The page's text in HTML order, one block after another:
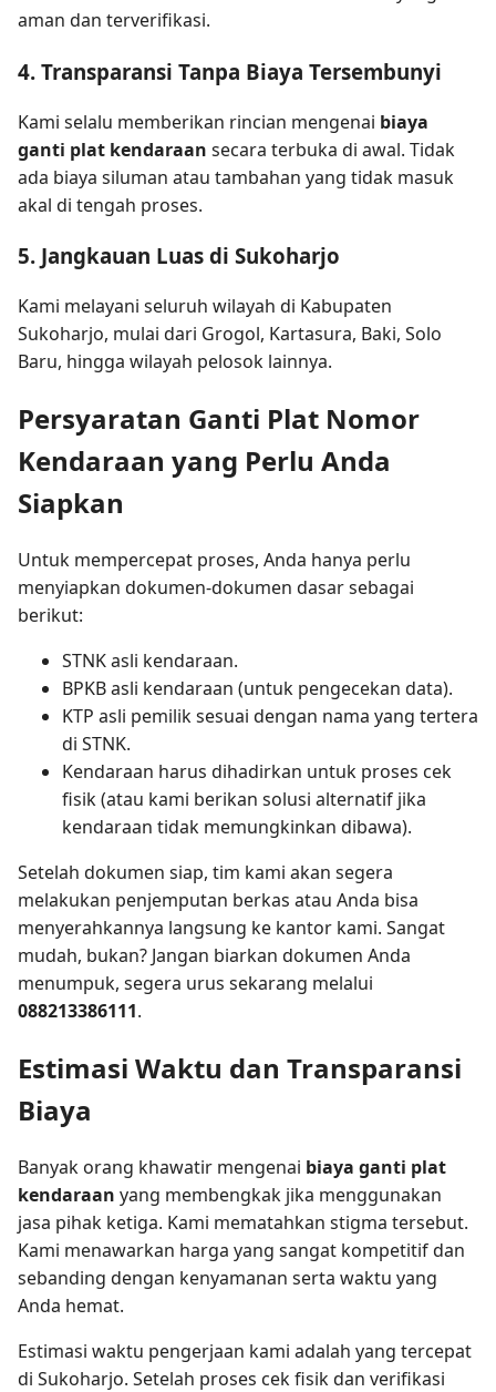
aman dan terverifikasi.
4. Transparansi Tanpa Biaya Tersembunyi
Kami selalu memberikan rincian mengenai biaya
ganti plat kendaraan secara terbuka di awal. Tidak
ada biaya siluman atau tambahan yang tidak masuk
akal di tengah proses.
5. Jangkauan Luas di Sukoharjo
Kami melayani seluruh wilayah di Kabupaten
Sukoharjo, mulai dari Grogol, Kartasura, Baki, Solo
Baru, hingga wilayah pelosok lainnya.
Persyaratan Ganti Plat Nomor
Kendaraan yang Perlu Anda
Siapkan
Untuk mempercepat proses, Anda hanya perlu
menyiapkan dokumen-dokumen dasar sebagai
berikut:
STNK asli kendaraan.
BPKB asli kendaraan (untuk pengecekan data).
KTP asli pemilik sesuai dengan nama yang tertera
di STNK.
Kendaraan harus dihadirkan untuk proses cek
fisik (atau kami berikan solusi alternatif jika
kendaraan tidak memungkinkan dibawa).
Setelah dokumen siap, tim kami akan segera
melakukan penjemputan berkas atau Anda bisa
menyerahkannya langsung ke kantor kami. Sangat
mudah, bukan? Jangan biarkan dokumen Anda
menumpuk, segera urus sekarang melalui
088213386111.
Estimasi Waktu dan Transparansi
Biaya
Banyak orang khawatir mengenai biaya ganti plat
kendaraan yang membengkak jika menggunakan
jasa pihak ketiga. Kami mematahkan stigma tersebut.
Kami menawarkan harga yang sangat kompetitif dan
sebanding dengan kenyamanan serta waktu yang
Anda hemat.
Estimasi waktu pengerjaan kami adalah yang tercepat
di Sukoharjo. Setelah proses cek fisik dan verifikasi